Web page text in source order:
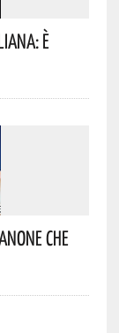
È
Che